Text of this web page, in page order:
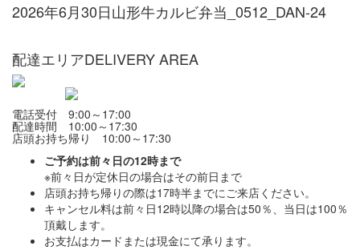
2026年6月30日山形牛カルビ弁当_0512_DAN-24
配達エリアDELIVERY AREA
電話受付 9:00～17:00
配達時間 10:00～17:30
店頭お持ち帰り 10:00～17:30
ご予約は前々日の12時まで
※前々日が定休日の場合はその前日まで
店頭お持ち帰りの際は17時半までにご来店ください。
キャンセル料は前々日12時以降の場合は50％、当日は100％
頂戴します。
お支払はカードまたは現金にて承ります。